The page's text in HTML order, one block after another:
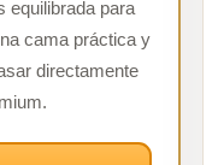
equilibrada para
cama práctica y
directamente